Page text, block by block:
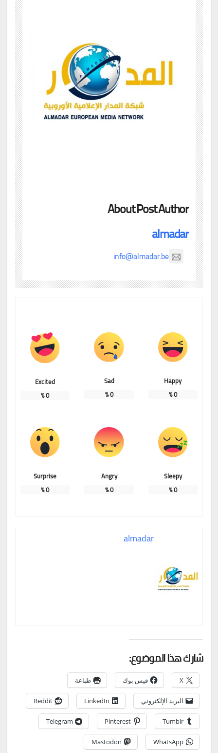
About Post Author
almadar
info@almadar.be
Happy
0
%
Sad
0
%
Excited
0
%
Sleepy
0
%
Angry
0
%
Surprise
0
%
almadar
شارك هذا الموضوع:
X فيس بوك طباعة
البريد الإلكتروني LinkedIn
Reddit
Tumblr
Pinterest
Telegram
WhatsApp
Mastodon